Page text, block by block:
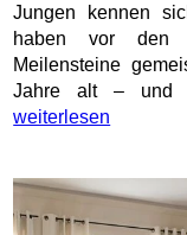
Jungen kennen
haben vor den
Meilensteine
Jahre alt – und
weiterlesen